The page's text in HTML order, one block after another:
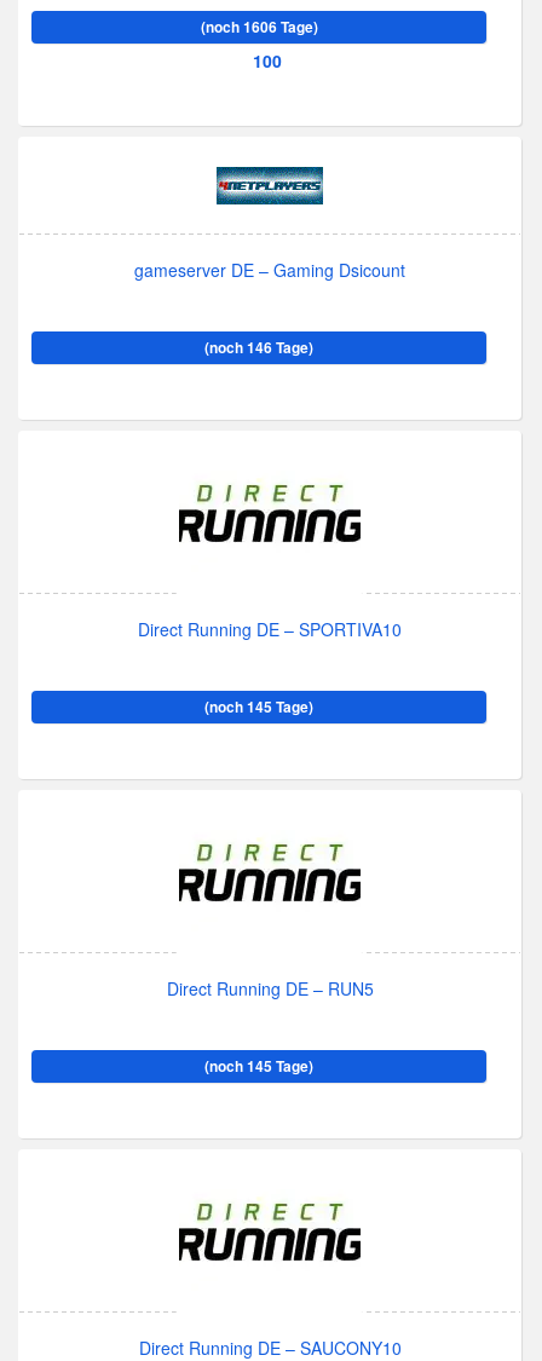
(noch 1606 Tage)
100
gameserver DE – Gaming Dsicount
(noch 146 Tage)
Direct Running DE – SPORTIVA10
(noch 145 Tage)
Direct Running DE – RUN5
(noch 145 Tage)
Direct Running DE – SAUCONY10